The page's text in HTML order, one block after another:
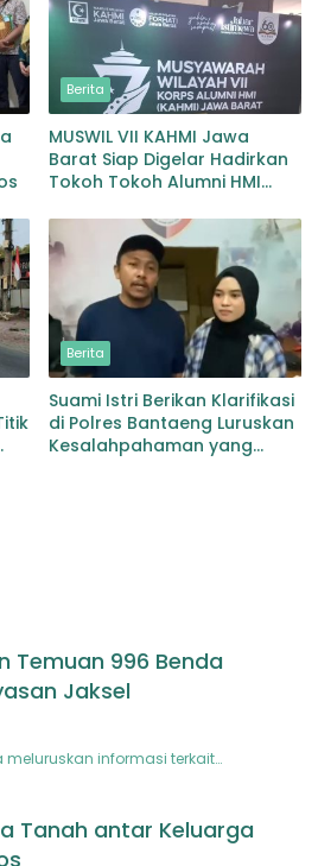
Berita
MUSWIL VII KAHMI Jawa
Barat Siap Digelar Hadirkan
Tokoh Tokoh Alumni HMI
Organisasi
Berita
Suami Istri Berikan Klarifikasi
di Polres Bantaeng Luruskan
Kesalahpahaman yang
Temuan 996 Benda
Jaksel
meluruskan informasi terkait…
Tanah antar Keluarga